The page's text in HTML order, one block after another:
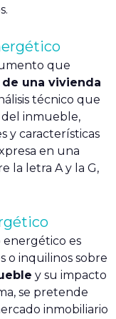
que
una vivienda
técnico que
inmueble,
y características
en una
la letra A y la G,
es
o inquilinos sobre
y su impacto
se pretende
inmobiliario